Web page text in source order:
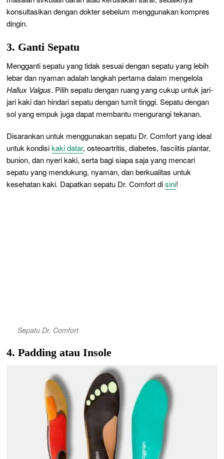
konsultasikan dengan dokter sebelum menggunakan kompres
dingin.
3. Ganti Sepatu
Mengganti sepatu yang tidak sesuai dengan sepatu yang lebih
lebar dan nyaman adalah langkah pertama dalam mengelola
Hallux Valgus. Pilih sepatu dengan ruang yang cukup untuk jari-
jari kaki dan hindari sepatu dengan tumit tinggi. Sepatu dengan
sol yang empuk juga dapat membantu mengurangi tekanan.
Disarankan untuk menggunakan sepatu Dr. Comfort yang ideal
untuk kondisikaki datar, osteoartritis, diabetes, fasciitis plantar,
bunion, dan nyeri kaki, serta bagi siapa saja yang mencari
sepatu yang mendukung, nyaman, dan berkualitas untuk
kesehatan kaki. Dapatkan sepatu Dr. Comfort disini!
Sepatu Dr. Comfort
4. Padding atau Insole